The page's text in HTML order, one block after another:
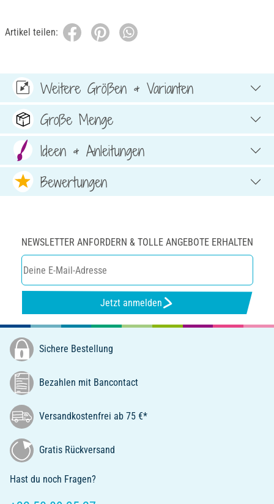
Artikel teilen:
Weitere Größen & Varianten
Große Menge
Ideen & Anleitungen
Bewertungen
NEWSLETTER ANFORDERN & TOLLE ANGEBOTE ERHALTEN
Jetzt anmelden
Sichere Bestellung
Bezahlen mit Bancontact
Versandkostenfrei ab 75 €*
Gratis Rückversand
Hast du noch Fragen?